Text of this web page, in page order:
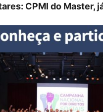
CPMI do Master,